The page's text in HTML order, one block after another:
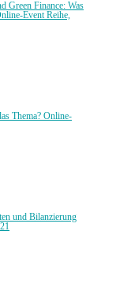
Green Finance: Was
Event Reihe,
Thema? Online-
und Bilanzierung